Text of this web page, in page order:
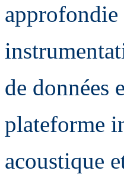
approfondie
de données
plateforme
acoustique